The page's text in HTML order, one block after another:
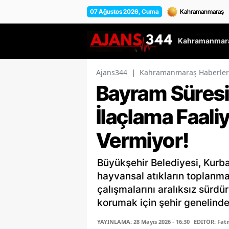
07 Ağustos 2026, Cuma
Ajans344 | Kahramanmaraş
Bayram
İlaçlama
Vermiyor!
Büyükşehir Belediyesi,
hayvansal atıkların
çalışmalarını aralıksız
korumak için şehir
YAYINLAMA: 28 Mayıs 2026 - 16:30 EDİTÖR: